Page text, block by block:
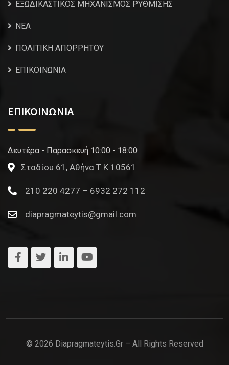
ΕΞΩΔΙΚΑΣΤΙΚΟΣ ΜΗΧΑΝΙΣΜΟΣ ΡΥΘΜΙΣΗΣ
NEA
ΠΟΛΙΤΙΚΗ ΑΠΟΡΡΗΤΟΥ
ΕΠΙΚΟΙΝΩΝΙΑ
ΕΠΙΚΟΙΝΩΝΙΑ
Δευτέρα - Παρασκευή 10:00 - 18:00
Σταδίου 61, Αθήνα Τ.Κ 10561
210 220 4277 – 6932 272 112
diapragmateytis@gmail.com
© 2026 Diapragmateytis.gr – All Rights Reserved